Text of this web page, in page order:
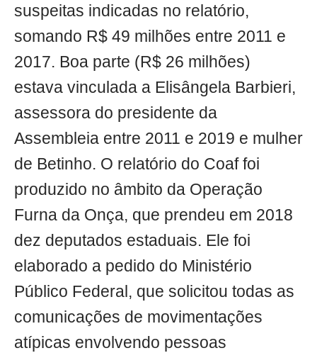
suspeitas indicadas no relatório,
somando R$ 49 milhões entre 2011 e
2017. Boa parte (R$ 26 milhões)
estava vinculada a Elisângela Barbieri,
assessora do presidente da
Assembleia entre 2011 e 2019 e mulher
de Betinho. O relatório do Coaf foi
produzido no âmbito da Operação
Furna da Onça, que prendeu em 2018
dez deputados estaduais. Ele foi
elaborado a pedido do Ministério
Público Federal, que solicitou todas as
comunicações de movimentações
atípicas envolvendo pessoas